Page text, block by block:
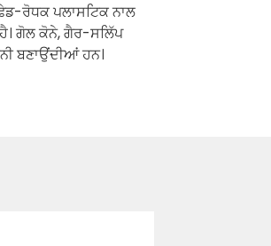
ਰੋਧਕ ਪਲਾਸਟਿਕ ਨਾਲ
ਗੋਲ ਕੋਨੇ, ਗੈਰ-ਸਲਿੱਪ
ਬਣਾਉਂਦੀਆਂ ਹਨ।